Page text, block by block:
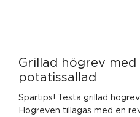
Grillad högrev med
potatissallad
Spartips! Testa grillad
Högreven tillagas med en